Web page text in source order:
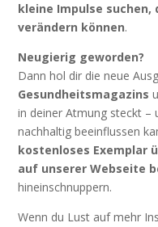
kleine Impulse
verändern können.
Neugierig geworden?
Dann hol dir die neue
Gesundheitsmagazins
in deiner Atmung steckt –
nachhaltig beeinflussen
kostenloses Exemplar
auf unserer Webseite
hineinschnuppern.
Wenn du Lust auf mehr